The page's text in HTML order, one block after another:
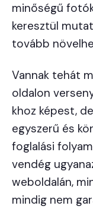
minőségű
keresztül
tovább
Vannak tehát
oldalon
khoz képest,
egyszerű és
foglalási
vendég
weboldalán,
mindig nem